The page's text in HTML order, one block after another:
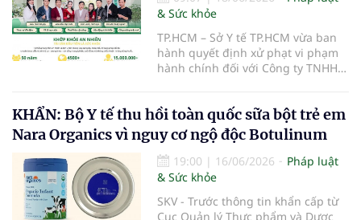
& Sức khỏe
TP.HCM – Sở Y tế TP.HCM vừa ban
hành quyết định xử phạt vi phạm
hành chính đối với Công ty TNHH
vụ khám bệnh, chữa bệnh khi chưa
được cấp giấy phép hoạt động
theo quy định của pháp luật.
KHẨN: Bộ Y tế thu hồi toàn quốc sữa bột trẻ em
Nara Organics vì nguy cơ ngộ độc Botulinum
19:00 | 16/06/2026
Pháp luật
& Sức khỏe
SKV - Trước thông tin khẩn cấp từ
Cục Quản lý Thực phẩm và Dược